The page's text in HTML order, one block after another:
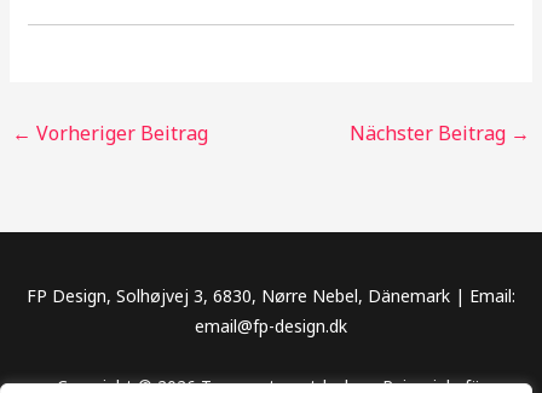
← Vorheriger Beitrag Nächster Beitrag →
FP Design, Solhøjvej 3, 6830, Nørre Nebel, Dänemark | Email:
email@fp-design.dk
Copyright © 2026 Traumorte entdecken, Reiseziele für